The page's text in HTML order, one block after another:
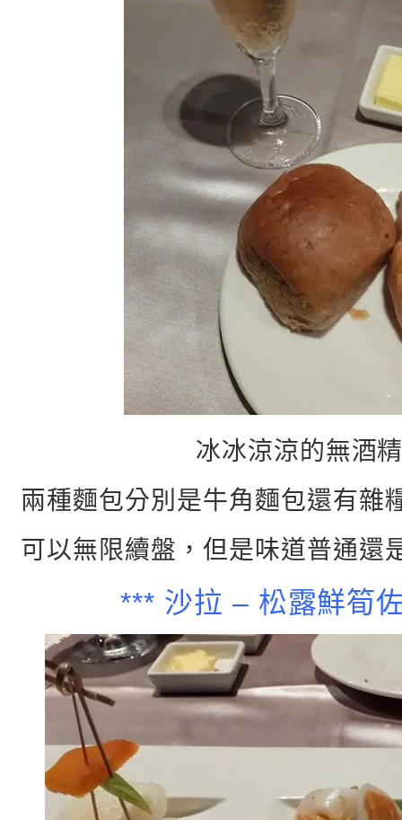
冰冰涼涼的無酒
兩種麵包分別是牛角麵包還有雜
可以無限續盤，但是味道普通還
*** 沙拉 – 松露鮮筍